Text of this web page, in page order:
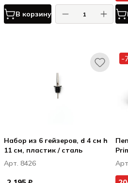
В корзину
Набор из 6 гейзеров, d 4 см h
11 см, пластик / сталь
Арт. 8426
-